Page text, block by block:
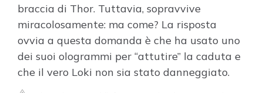
braccia di Thor. Tuttavia, sopravvive
miracolosamente: ma come? La risposta
ovvia a questa domanda è che ha usato uno
dei suoi ologrammi per “attutire” la caduta e
che il vero Loki non sia stato danneggiato.